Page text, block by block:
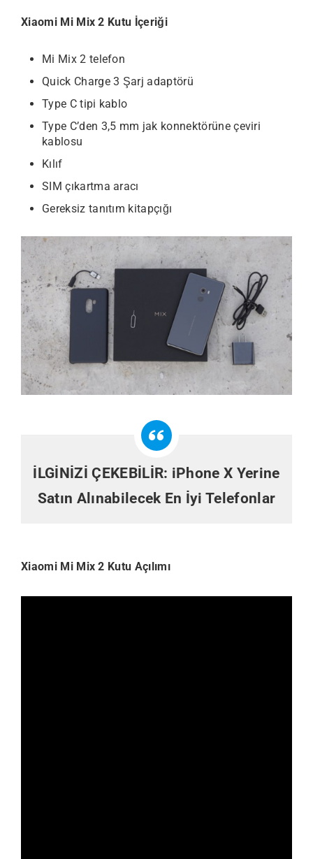
Xiaomi Mi Mix 2 Kutu İçeriği
Mi Mix 2 telefon
Quick Charge 3 Şarj adaptörü
Type C tipi kablo
Type C’den 3,5 mm jak konnektörüne çeviri
kablosu
Kılıf
SIM çıkartma aracı
Gereksiz tanıtım kitapçığı
İLGİNİZİ ÇEKEBİLİR: iPhone X Yerine
Satın Alınabilecek En İyi Telefonlar
Xiaomi Mi Mix 2 Kutu Açılımı